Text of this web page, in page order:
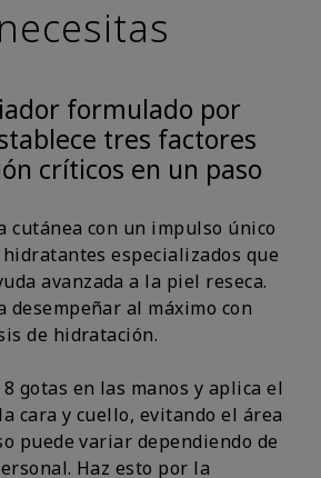
formulado por
tres factores
críticos en un paso
cutánea con un impulso único
especializados que
avanzada a la piel reseca.
desempeñar al máximo con
de hidratación.
gotas en las manos y aplica el
cara y cuello, evitando el área
puede variar dependiendo de
Haz esto por la